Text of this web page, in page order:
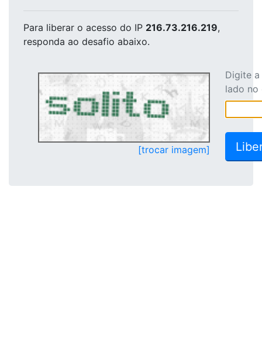
Para liberar o acesso do IP 216.73.216.219,
responda ao desafio abaixo.
[trocar imagem]
Digite
lado no